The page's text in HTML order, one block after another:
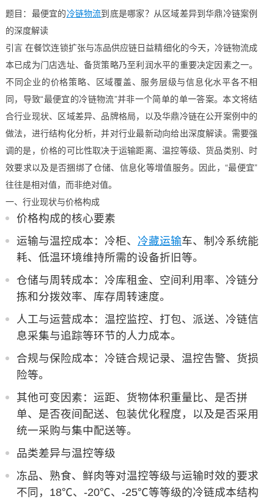
题目：最便宜的冷链物流到底是哪家？从区域差异到华鼎冷链案例
的深度解读
引言 在餐饮连锁扩张与冻品供应链日益精细化的今天，冷链物流成
本已成为门店选址、备货策略乃至利润水平的重要决定因素之一。
不同企业的价格策略、区域覆盖、服务层级与信息化水平各不相
同，导致“最便宜的冷链物流”并非一个简单的单一答案。本文将结
合行业现状、区域差异、品牌格局，以及华鼎冷链在公开案例中的
做法，进行结构化分析，并对行业最新动向给出深度解读。需要强
调的是，价格的可比性取决于运输距离、温控等级、货品类别、时
效要求以及是否捆绑了仓储、信息化等增值服务。因此，“最便宜”
往往是相对值，而非绝对值。
一、行业现状与价格构成
价格构成的核心要素
运输与温控成本：冷柜、 冷藏运输车、制冷系统能
耗、低温环境维持所需的设备折旧等。
仓储与周转成本：冷库租金、空间利用率、冷链分
拣和分拨效率、库存周转速度。
人工与运营成本：温控监控、打包、派送、冷链信
息采集与追踪等环节的人力成本。
合规与保险成本：冷链合规记录、温控告警、货损
险等。
其他可变因素：运距、货物体积重量比、是否拼
单、是否夜间配送、包装优化程度，以及是否采用
统一采购与集中配送等。
品类差异与温控等级
冻品、熟食、鲜肉等对温控等级与运输时效的要求
不同，18℃、-20℃、-25℃等等级的冷链成本结构